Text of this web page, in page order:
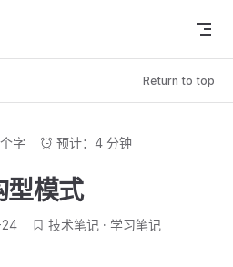
Return to top
字 预计：4 分钟
型模式
技术笔记 学习笔记